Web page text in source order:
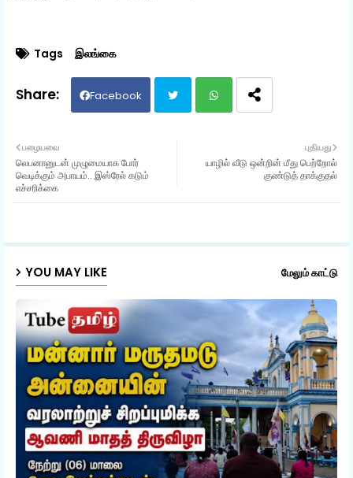
Tags இலங்கை
Facebook
ats
புதியது
யாழில் வீடு ஒன்றின் மீது பெற்றோல்
குண்டுத் தாக்குதல்
பழையவை
லெபனானுடன் முழுமையாக போர்
வெடிக்கும் அபாயம்.. இஸ்ரேல் கடும்
எச்சரிக்கை
YOU MAY LIKE மேலும் காட்டு